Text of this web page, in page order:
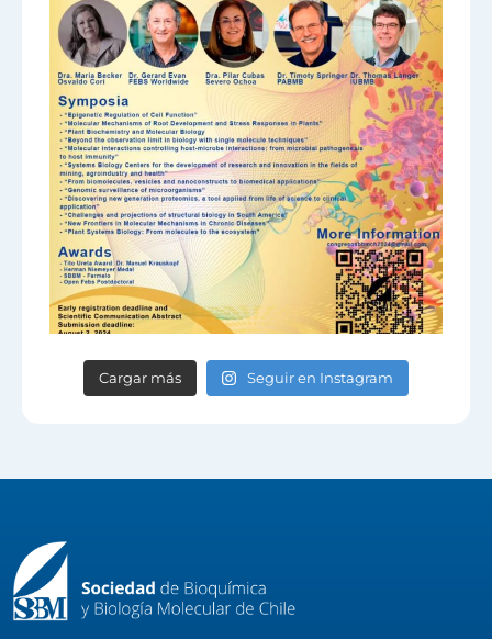
Cargar más Seguir en Instagram